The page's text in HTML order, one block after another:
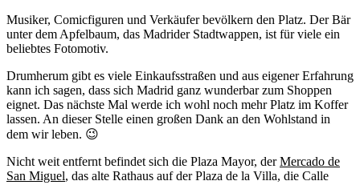
Musiker, Comicfiguren und Verkäufer bevölkern den Platz. Der Bär
unter dem Apfelbaum, das Madrider Stadtwappen, ist für viele ein
beliebtes Fotomotiv.
Drumherum gibt es viele Einkaufsstraßen und aus eigener Erfahrung
kann ich sagen, dass sich Madrid ganz wunderbar zum Shoppen
eignet. Das nächste Mal werde ich wohl noch mehr Platz im Koffer
lassen. An dieser Stelle einen großen Dank an den Wohlstand in
dem wir leben. 😉
Nicht weit entfernt befindet sich die Plaza Mayor, derMercado de
San Miguel, das alte Rathaus auf der Plaza de la Villa, die Calle